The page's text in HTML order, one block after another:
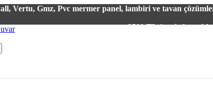
Vertu, Gmz, Pvc mermer panel, lambiri ve tavan
2500 TL üzeri